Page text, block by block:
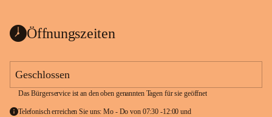
Öffnungszeiten
Geschlossen
Das Bürgerservice ist an den oben genannten Tagen für sie geöffnet
Telefonisch erreichen Sie uns: Mo - Do von 07:30 -12:00 und